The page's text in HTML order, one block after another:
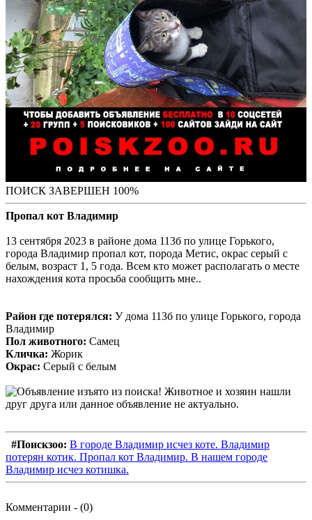
ПОИСК ЗАВЕРШЕН 100%
Пропал кот Владимир
13 сентября 2023 в районе дома 113б по улице Горького,
города Владимир пропал кот, порода Метис, окрас серый с
белым, возраст 1, 5 года. Всем кто может располагать о месте
нахождения кота просьба сообщить мне..
Район где потерялся: У дома 113б по улице Горького, города
Владимир
Пол животного: Самец
Кличка: Жорик
Окрас: Серый с белым
#Поискзоо: В городе Владимир исчез коте. Владимир
потерян котик. Пропал кот Владимир. В нашем городе
Владимир исчез котишка.
Комментарии - (0)